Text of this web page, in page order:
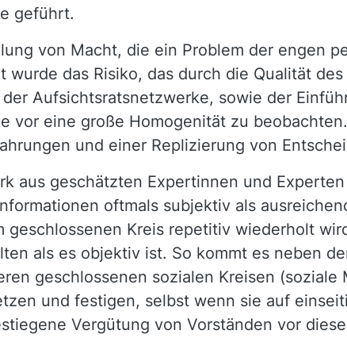
geführt.
von Macht, die ein Problem der engen
das Risiko, das durch die Qualität des
Aufsichtsratsnetzwerke, sowie der
vor eine große Homogenität zu
und einer Replizierung von
aus geschätzten Expertinnen und Experten
oftmals subjektiv als
Kreis repetitiv wiederholt
als es objektiv ist. So kommt es neben
geschlossenen sozialen Kreisen (soziale
und festigen, selbst wenn sie auf
Vergütung von Vorständen vor